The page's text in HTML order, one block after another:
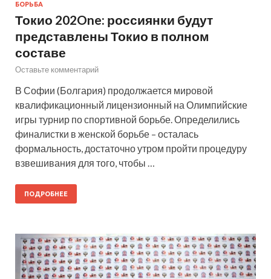
БОРЬБА
Токио 202One: россиянки будут
представлены Токио в полном
составе
Оставьте комментарий
В Софии (Болгария) продолжается мировой
квалификационный лицензионный на Олимпийские
игры турнир по спортивной борьбе. Определились
финалистки в женской борьбе – осталась
формальность, достаточно утром пройти процедуру
взвешивания для того, чтобы …
ПОДРОБНЕЕ